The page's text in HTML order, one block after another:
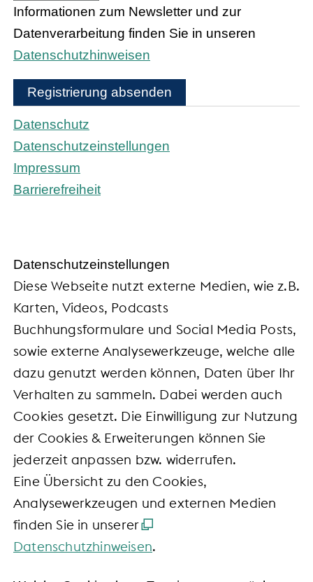
Informationen zum Newsletter und zur
Datenverarbeitung finden Sie in unseren
Datenschutzhinweisen
Registrierung absenden
Datenschutz
Datenschutzeinstellungen
Impressum
Barrierefreiheit
Daten­schutz­ein­stel­lun­gen
Diese Webseite nutzt externe Medien, wie z.B.
Karten, Videos, Podcasts
Buchhungsformulare und Social Media Posts,
sowie externe Analysewerkzeuge, welche alle
dazu genutzt werden können, Daten über Ihr
Verhalten zu sammeln. Dabei werden auch
Cookies gesetzt. Die Einwilligung zur Nutzung
der Cookies & Erweiterungen können Sie
jederzeit anpassen bzw. widerrufen.
Eine Übersicht zu den Cookies,
Analysewerkzeugen und externen Medien
finden Sie in unserer
Datenschutzhinweisen.